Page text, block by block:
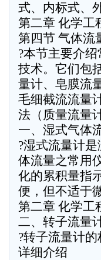
式、内标式、
第二章 化学工
第四节 气体流
?本节主要介
技术。它们包
量计、皂膜流
毛细截流流量
法（质量流量
一、湿式气体
?湿式流量计
体流量之常用
化的累积量指
便，但不适于
第二章 化学工
二、转子流量
?转子流量计
详细介绍